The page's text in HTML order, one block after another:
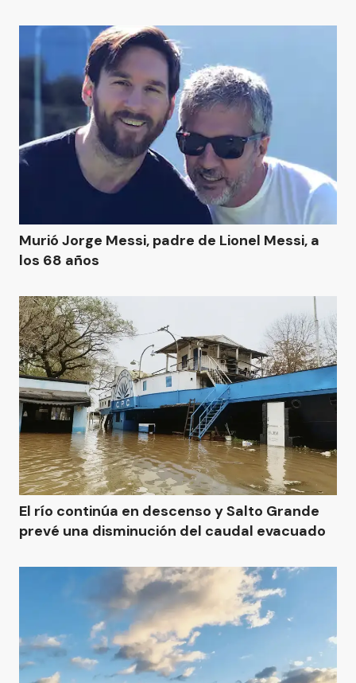
Murió Jorge Messi, padre de Lionel Messi, a
los 68 años
El río continúa en descenso y Salto Grande
prevé una disminución del caudal evacuado